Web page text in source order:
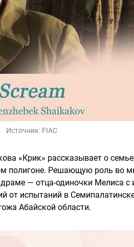
Источник: FIAC
«Крик» рассказывает о
полигоне. Решающую роль во
драме — отца-одиночки Мелиса
от испытаний в
Абайской области.